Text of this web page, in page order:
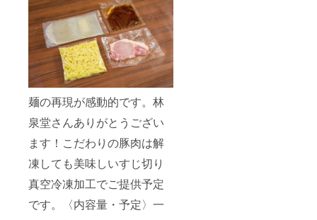
麺の再現が感動的です。林
泉堂さんありがとうござい
ます！こだわりの豚肉は解
凍しても美味しいすじ切り
真空冷凍加工でご提供予定
です。〈内容量・予定〉一